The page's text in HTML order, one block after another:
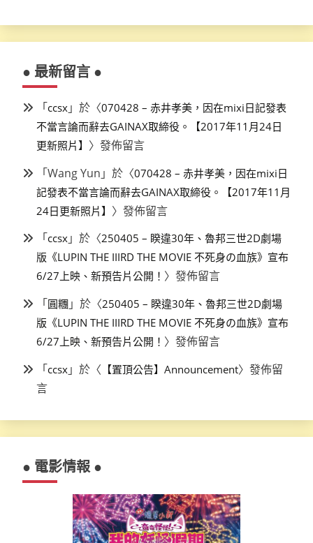
● 最新留言 ●
「ccsx 」於〈070428 – 赤井孝美，因在mixi日記發表
不當言論而辭去GAINAX取締役。【2017年11月24日
更新照片】 〉發佈留言
「Wang Yun 」於〈070428 – 赤井孝美，因在mixi日
記發表不當言論而辭去GAINAX取締役。【2017年11月
24日更新照片】 〉發佈留言
「ccsx 」於〈250405 – 睽違30年、魯邦三世2D劇場
版《LUPIN THE IIIRD THE MOVIE 不死身の血族》宣布
6/27上映、新預告片公開！ 〉發佈留言
「圓糰 」於〈250405 – 睽違30年、魯邦三世2D劇場
版《LUPIN THE IIIRD THE MOVIE 不死身の血族》宣布
6/27上映、新預告片公開！ 〉發佈留言
「ccsx 」於〈 【置頂公告】Announcement〉發佈留
言
● 電影情報 ●